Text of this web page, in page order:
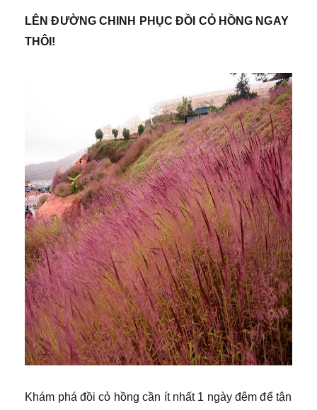
LÊN ĐƯỜNG CHINH PHỤC ĐỒI CỎ HỒNG NGAY
THÔI!
Khám phá đồi cỏ hồng cần ít nhất 1 ngày đêm để tận